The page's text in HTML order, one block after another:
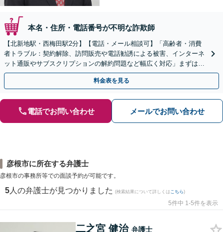
本名・住所・電話番号が不明な詐欺師
【北新地駅・西梅田駅2分】【電話・メール相談可】「高齢者・消費
者トラブル：契約解除、訪問販売や電話勧誘による被害、インターネ
ット通販やサブスクリプションの解約問題など幅広く対応」まずは一
度ご相談ください【休日・夜間相談可】
料金表を見る
電話でお問い合わせ メールでお問い合わせ
彦根市に所在する弁護士
彦根市の事務所等での面談予約が可能です。
5 人の弁護士が見つかりました (検索結果について詳しくは こちら)
5件中 1-5件を表示
二之宮 健治 弁護士